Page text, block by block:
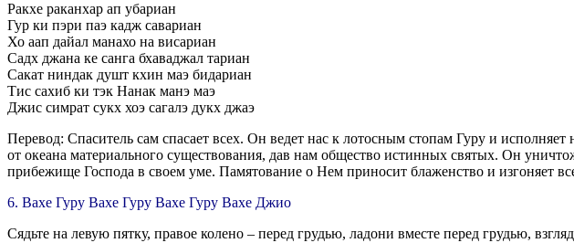
Ракхе раканхар ап убариан
Гур ки пэри паэ кадж савариан
Хо аап дайал манахо на висариан
Садх джана ке санга бхаваджал тариан
Сакат ниндак душт кхин маэ бидариан
Тис сахиб ки тэк Нанак манэ маэ
Джис симрат сукх хоэ сагалэ дукх джаэ
Перевод: Спаситель сам спасает всех. Он ведет нас к лотосным стопам Гуру и
от океана материального существования, дав нам общество истинных святых. Он
прибежище Господа в своем уме. Памятование о Нем приносит блаженство и изгоняет
6. Вахе Гуру Вахе Гуру Вахе Гуру Вахе Джио
Сядьте на левую пятку, правое колено – перед грудью, ладони вместе перед грудью,